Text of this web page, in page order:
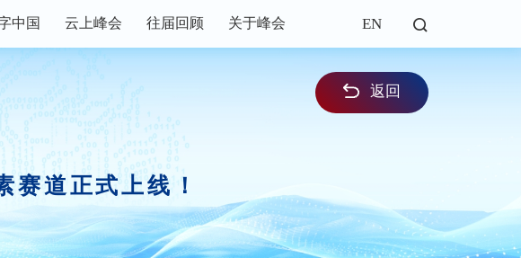
EN
中国
宾省
福建
企业+
资讯
云上峰会 往届回顾 关于峰会
返回
赛道正式上线！